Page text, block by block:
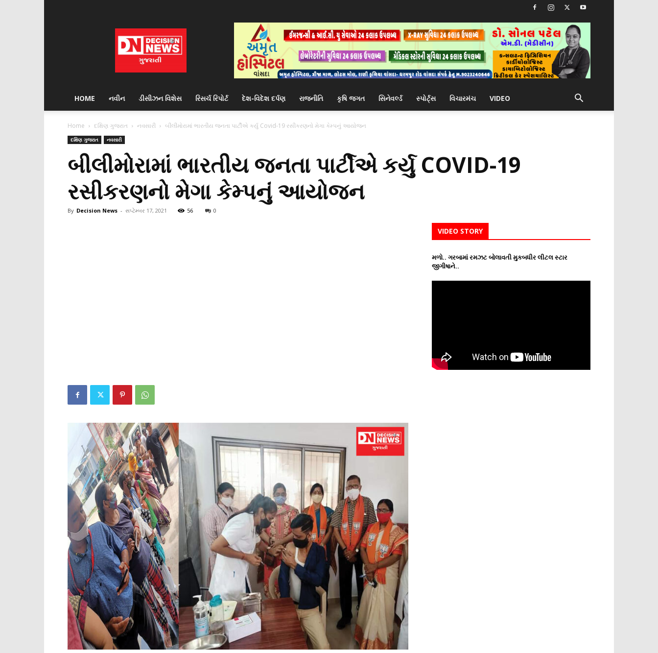
News
HOME નવીન ડીસીઝન વિશેસ રિસર્ચ રિપોર્ટ દેશ-વિદેશ દર્પણ રાજનીતિ કૃષિ જગત સિનેવર્લ્ડ સ્પોર્ટ્સ વિચારમંચ VIDEO
Home દક્ષિણ ગુજરાત નવસારી બીલીમોરામાં ભારતીય જનતા પાર્ટીએ કર્યુ Covid-19 રસીકરણનો મેગા કેમ્પનું આયોજન
દક્ષિણ ગુજરાત નવસારી
બીલીમોરામાં ભારતીય જનતા પાર્ટીએ કર્યુ COVID-19
રસીકરણનો મેગા કેમ્પનું આયોજન
By Decision News - સપ્ટેમ્બર 17, 2021 56 0
VIDEO STORY
મળો.. ગરબામાં રમઝટ બોલાવતી મુકબધીર લીટલ સ્ટાર
જીગીષાને..